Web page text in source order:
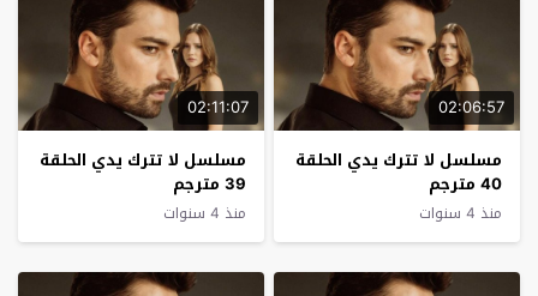
02:06:57
مسلسل لا تترك يدي الحلقة
40 مترجم
منذ 4 سنوات
02:11:07
مسلسل لا تترك يدي الحلقة
39 مترجم
منذ 4 سنوات